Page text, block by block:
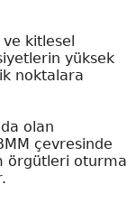
kitlesel
yüksek
noktalara
olan
çevresinde
örgütleri oturma